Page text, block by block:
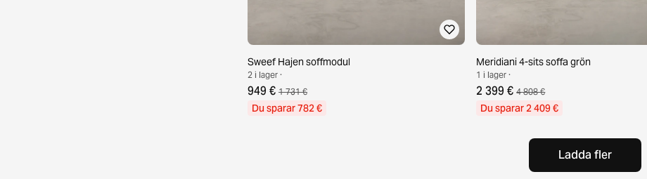
Sweef Hajen soffmodul
2 i lager ·
949 € 1 731 €
Du sparar 782 €
Meridiani 4-sits soffa grön
1 i lager ·
2 399 € 4 808 €
Du sparar 2 409 €
Ladda fler